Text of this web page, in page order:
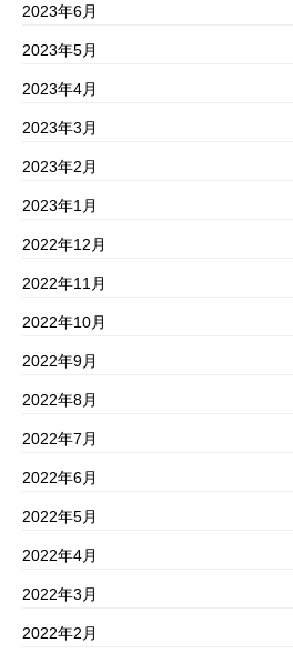
2023年6月
2023年5月
2023年4月
2023年3月
2023年2月
2023年1月
2022年12月
2022年11月
2022年10月
2022年9月
2022年8月
2022年7月
2022年6月
2022年5月
2022年4月
2022年3月
2022年2月